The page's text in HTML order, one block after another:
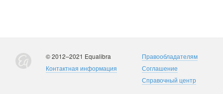
© 2012–2021 Equalibra
Контактная информация
Правообладателям
Соглашение
Справочный центр